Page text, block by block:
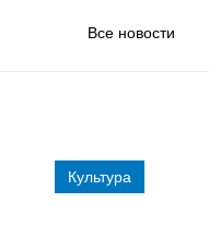
Все новости
Культура